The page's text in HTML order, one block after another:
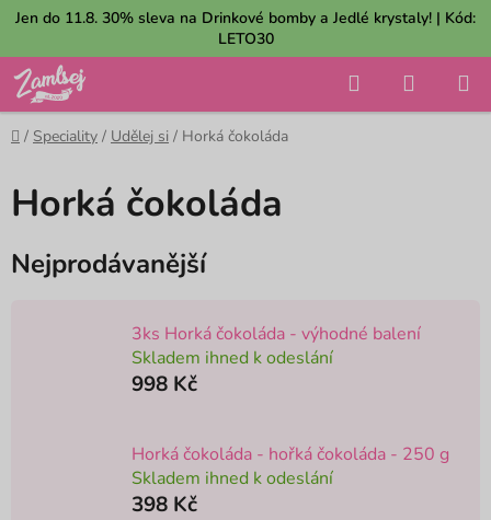
Přejít
obsah
Jen do 11.8. 30% sleva na Drinkové bomby a Jedlé krystaly! | Kód:
LETO30
Hledat
KOŠÍK
Domů
/ Speciality / Udělej si / Horká čokoláda
Horká čokoláda
Nejprodávanější
3ks Horká čokoláda - výhodné balení
Skladem ihned k odeslání
998 Kč
Horká čokoláda - hořká čokoláda - 250 g
Skladem ihned k odeslání
398 Kč